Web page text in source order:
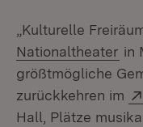
„Kulturelle
Nationaltheater in
größtmögliche
zurückkehren im
Hall, Plätze